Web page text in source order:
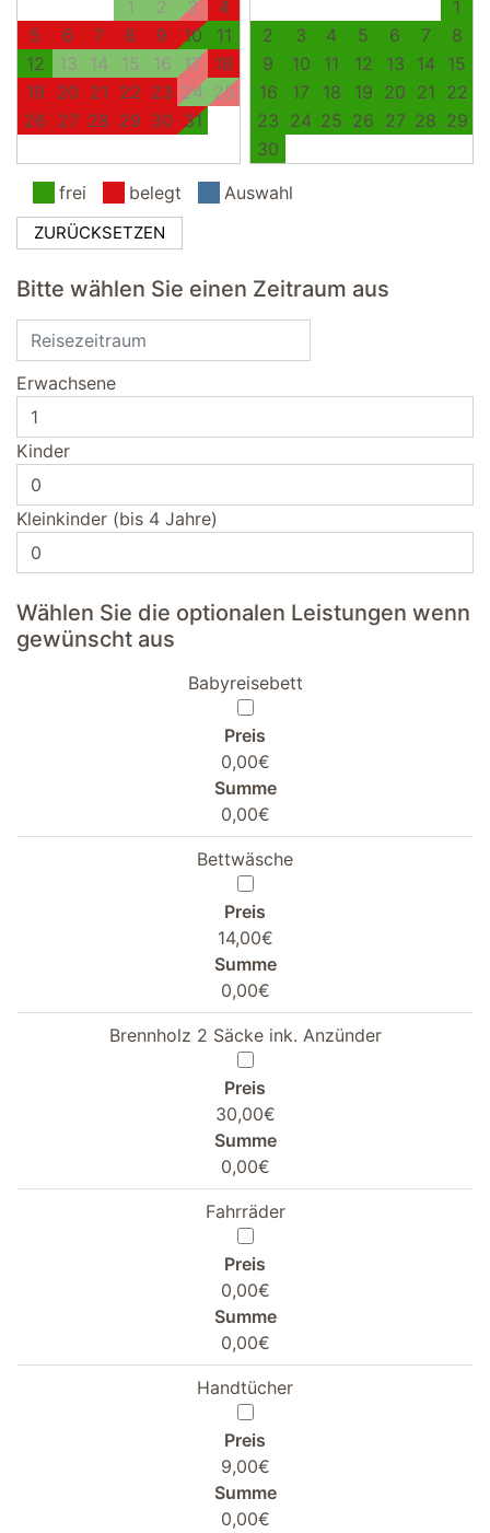
1
2 3
4
5
6 7 8 9 10
11
12
13 14 15 16 17
18
19
20 21 22 23 24 25
26
27 28 29 30 31
1
2
3 4 5 6 7
8
9
10 11 12 13 14
15
16
17 18 19 20 21
22
23 24 25 26 27 28 29
30
frei
belegt Auswahl
ZURÜCKSETZEN
Bitte wählen Sie einen Zeitraum aus
Erwachsene
Kinder
Kleinkinder (bis 4 Jahre)
Wählen Sie die optionalen Leistungen wenn
gewünscht aus
Babyreisebett
Preis
0,00€
Summe
0,00€
Bettwäsche
Preis
14,00€
Summe
0,00€
Brennholz 2 Säcke ink. Anzünder
Preis
30,00€
Summe
0,00€
Fahrräder
Preis
0,00€
Summe
0,00€
Handtücher
Preis
9,00€
Summe
0,00€